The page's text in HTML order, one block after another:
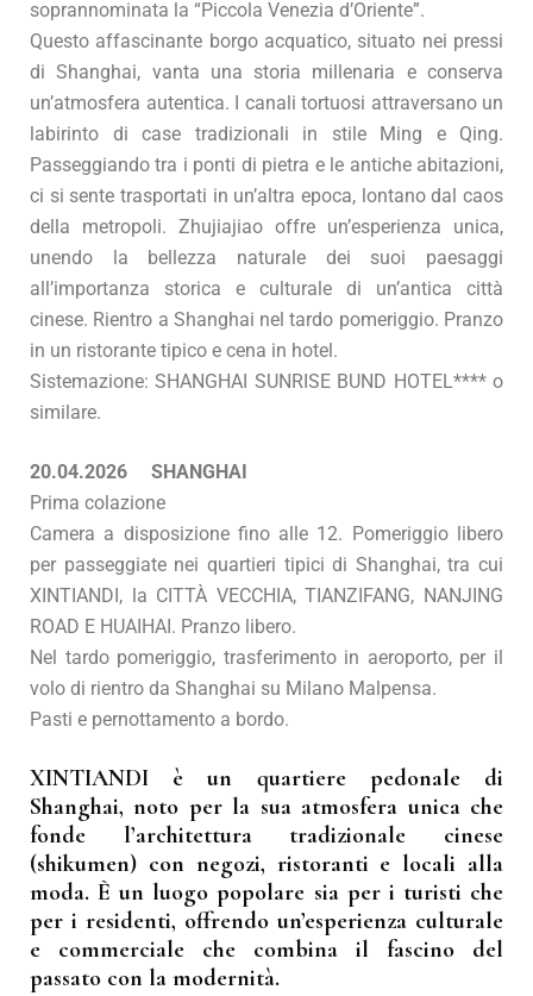
soprannominata la “Piccola Venezia d’Oriente”.
Questo affascinante borgo acquatico, situato nei pressi
di Shanghai, vanta una storia millenaria e conserva
un’atmosfera autentica. I canali tortuosi attraversano un
labirinto di case tradizionali in stile Ming e Qing.
Passeggiando tra i ponti di pietra e le antiche abitazioni,
ci si sente trasportati in un’altra epoca, lontano dal caos
della metropoli. Zhujiajiao offre un’esperienza unica,
unendo la bellezza naturale dei suoi paesaggi
all’importanza storica e culturale di un’antica città
cinese. Rientro a Shanghai nel tardo pomeriggio. Pranzo
in un ristorante tipico e cena in hotel.
Sistemazione: SHANGHAI SUNRISE BUND HOTEL**** o
similare.
20.04.2026 SHANGHAI
Prima colazione
Camera a disposizione fino alle 12. Pomeriggio libero
per passeggiate nei quartieri tipici di Shanghai, tra cui
XINTIANDI, la CITTÀ VECCHIA, TIANZIFANG, NANJING
ROAD E HUAIHAI. Pranzo libero.
Nel tardo pomeriggio, trasferimento in aeroporto, per il
volo di rientro da Shanghai su Milano Malpensa.
Pasti e pernottamento a bordo.
XINTIANDI è un quartiere pedonale di
Shanghai, noto per la sua atmosfera unica che
fonde l’architettura tradizionale cinese
(shikumen) con negozi, ristoranti e locali alla
moda. È un luogo popolare sia per i turisti che
per i residenti, offrendo un’esperienza culturale
e commerciale che combina il fascino del
passato con la modernità.